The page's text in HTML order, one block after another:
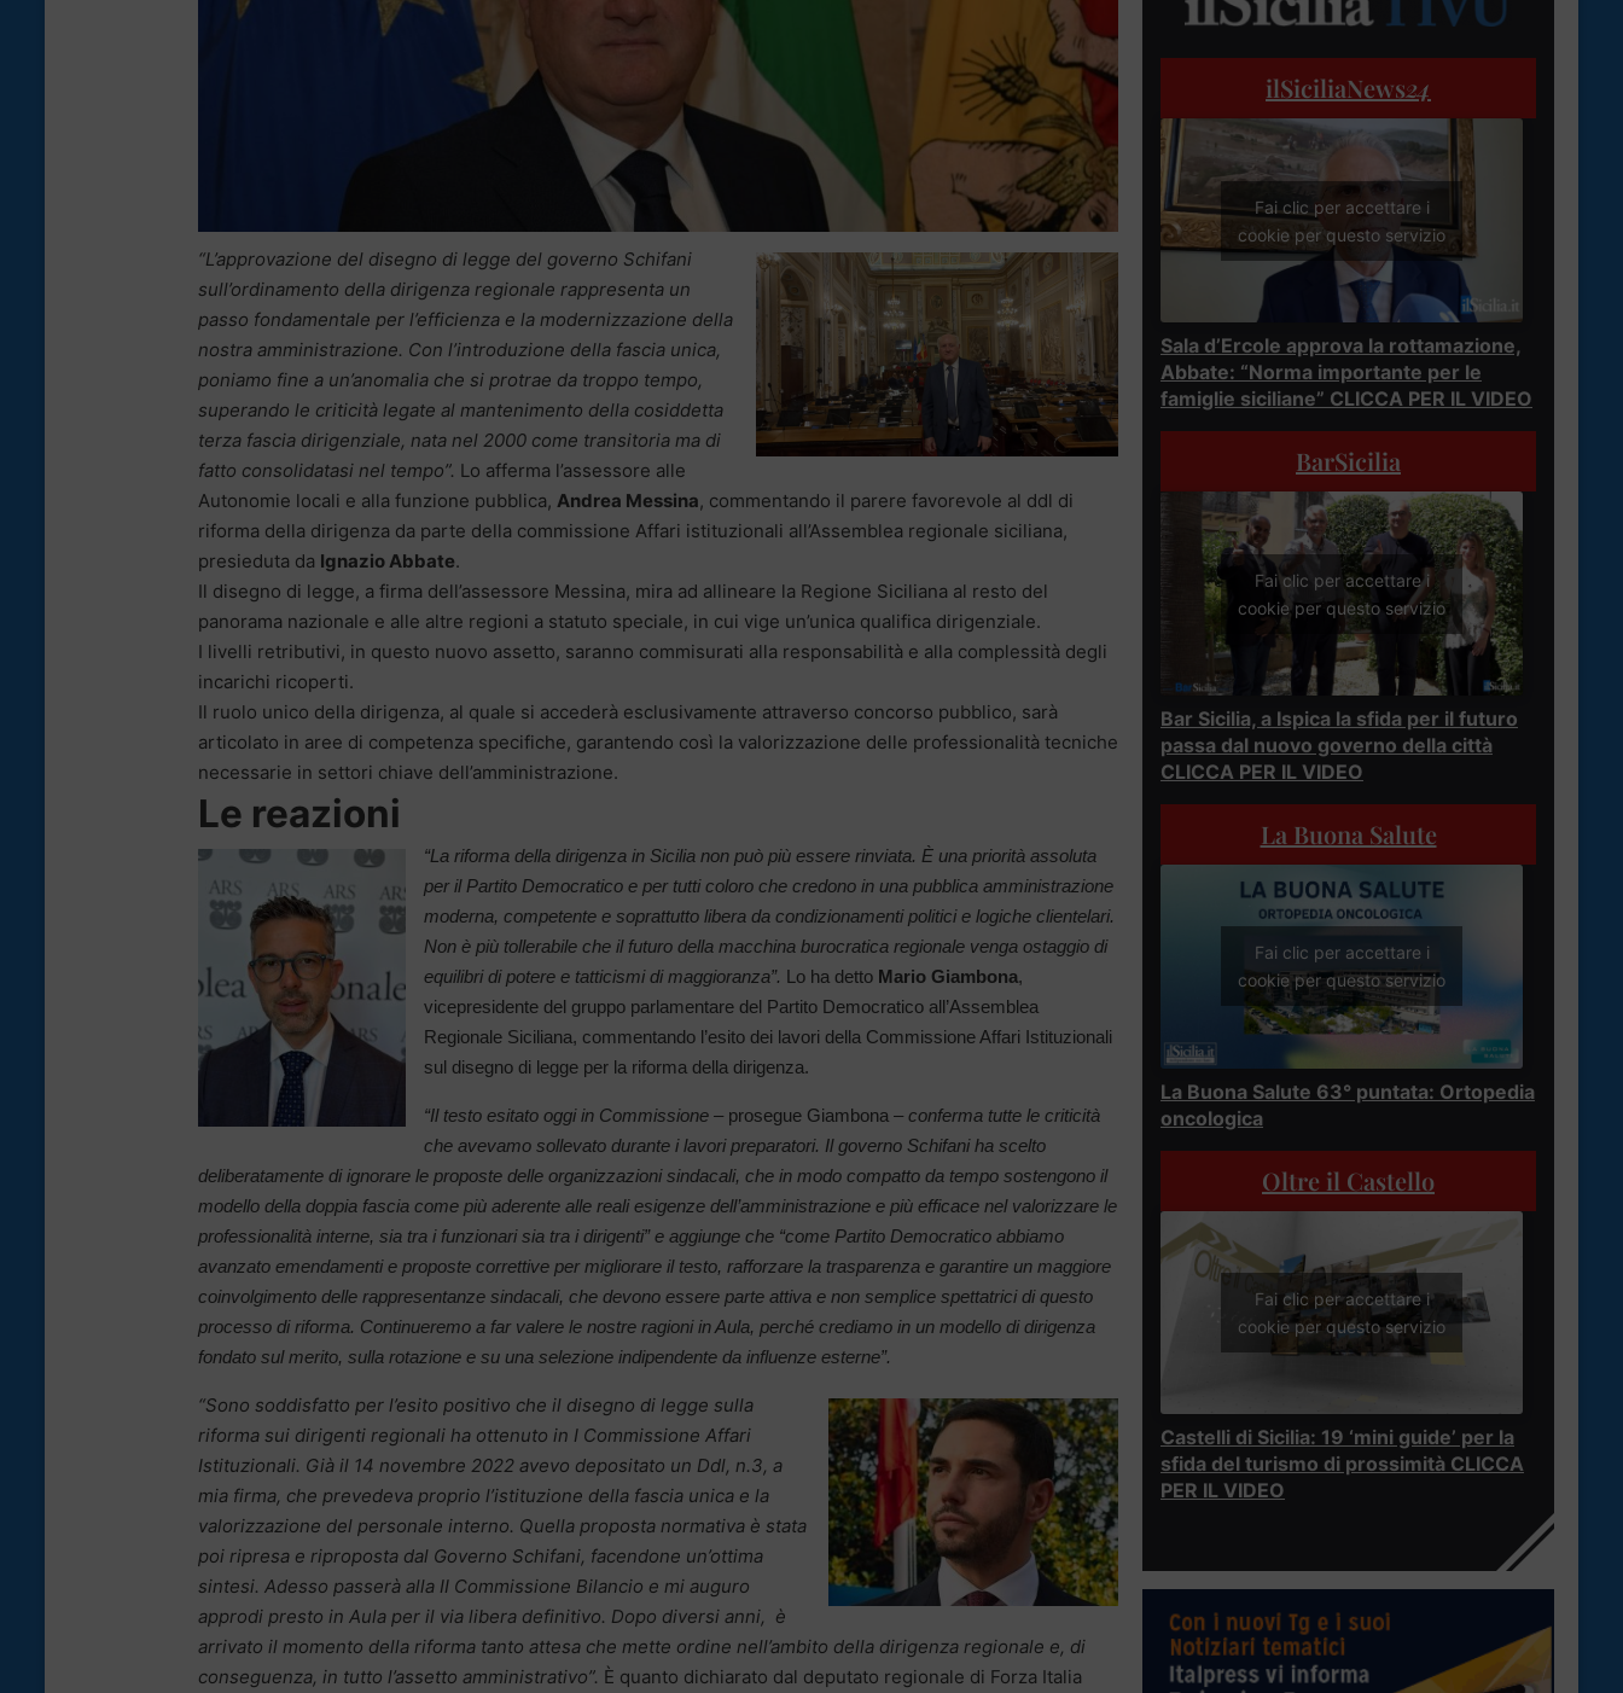
“L’approvazione del disegno di legge del governo Schifani
sull’ordinamento della dirigenza regionale rappresenta un
passo fondamentale per l’efficienza e la modernizzazione della
nostra amministrazione. Con l’introduzione della fascia unica,
poniamo fine a un’anomalia che si protrae da troppo tempo,
superando le criticità legate al mantenimento della cosiddetta
terza fascia dirigenziale, nata nel 2000 come transitoria ma di
fatto consolidatasi nel tempo”. Lo afferma l’assessore alle
Autonomie locali e alla funzione pubblica, Andrea Messina, commentando il parere favorevole al ddl di
riforma della dirigenza da parte della commissione Affari istituzionali all’Assemblea regionale siciliana,
presieduta da Ignazio Abbate.
Il disegno di legge, a firma dell’assessore Messina, mira ad allineare la Regione Siciliana al resto del
panorama nazionale e alle altre regioni a statuto speciale, in cui vige un’unica qualifica dirigenziale.
I livelli retributivi, in questo nuovo assetto, saranno commisurati alla responsabilità e alla complessità degli
incarichi ricoperti.
Il ruolo unico della dirigenza, al quale si accederà esclusivamente attraverso concorso pubblico, sarà
articolato in aree di competenza specifiche, garantendo così la valorizzazione delle professionalità tecniche
necessarie in settori chiave dell’amministrazione.
Le reazioni
“La riforma della dirigenza in Sicilia non può più essere rinviata. È una priorità assoluta
per il Partito Democratico e per tutti coloro che credono in una pubblica amministrazione
moderna, competente e soprattutto libera da condizionamenti politici e logiche clientelari.
Non è più tollerabile che il futuro della macchina burocratica regionale venga ostaggio di
equilibri di potere e tatticismi di maggioranza”. Lo ha detto Mario Giambona,
vicepresidente del gruppo parlamentare del Partito Democratico all’Assemblea
Regionale Siciliana, commentando l’esito dei lavori della Commissione Affari Istituzionali
sul disegno di legge per la riforma della dirigenza.
“Il testo esitato oggi in Commissione – prosegue Giambona – conferma tutte le criticità
che avevamo sollevato durante i lavori preparatori. Il governo Schifani ha scelto
deliberatamente di ignorare le proposte delle organizzazioni sindacali, che in modo compatto da tempo sostengono il
modello della doppia fascia come più aderente alle reali esigenze dell’amministrazione e più efficace nel valorizzare le
professionalità interne, sia tra i funzionari sia tra i dirigenti” e aggiunge che “come Partito Democratico abbiamo
avanzato emendamenti e proposte correttive per migliorare il testo, rafforzare la trasparenza e garantire un maggiore
coinvolgimento delle rappresentanze sindacali, che devono essere parte attiva e non semplice spettatrici di questo
processo di riforma. Continueremo a far valere le nostre ragioni in Aula, perché crediamo in un modello di dirigenza
fondato sul merito, sulla rotazione e su una selezione indipendente da influenze esterne”.
“Sono soddisfatto per l’esito positivo che il disegno di legge sulla
riforma sui dirigenti regionali ha ottenuto in I Commissione Affari
Istituzionali. Già il 14 novembre 2022 avevo depositato un Ddl, n.3, a
mia firma, che prevedeva proprio l’istituzione della fascia unica e la
valorizzazione del personale interno. Quella proposta normativa è stata
poi ripresa e riproposta dal Governo Schifani, facendone un’ottima
sintesi. Adesso passerà alla II Commissione Bilancio e mi auguro
approdi presto in Aula per il via libera definitivo. Dopo diversi anni, è
arrivato il momento della riforma tanto attesa che mette ordine nell’ambito della dirigenza regionale e, di
conseguenza, in tutto l’assetto amministrativo”. È quanto dichiarato dal deputato regionale di Forza Italia
ilSiciliaNews24
Fai clic per accettare i
cookie per questo servizio
Sala d’Ercole approva la rottamazione,
Abbate: “Norma importante per le
famiglie siciliane” CLICCA PER IL VIDEO
BarSicilia
Fai clic per accettare i
cookie per questo servizio
Bar Sicilia, a Ispica la sfida per il futuro
passa dal nuovo governo della città
CLICCA PER IL VIDEO
La Buona Salute
Fai clic per accettare i
cookie per questo servizio
La Buona Salute 63° puntata: Ortopedia
oncologica
Oltre il Castello
Fai clic per accettare i
cookie per questo servizio
Castelli di Sicilia: 19 ‘mini guide’ per la
sfida del turismo di prossimità CLICCA
PER IL VIDEO